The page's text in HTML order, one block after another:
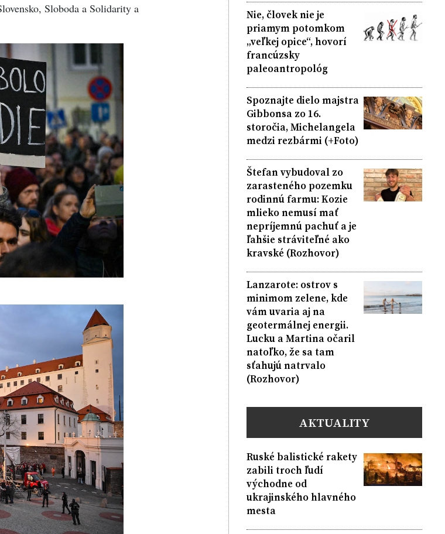
Sloboda a Solidarity a
Nie, človek nie je
priamym potomkom
„veľkej opice“, hovorí
francúzsky
paleoantropológ
Spoznajte dielo majstra
Gibbonsa zo 16.
storočia, Michelangela
medzi rezbármi (+Foto)
Štefan vybudoval zo
zarasteného pozemku
rodinnú farmu: Kozie
mlieko nemusí mať
nepríjemnú pachuť a je
ľahšie stráviteľné ako
kravské (Rozhovor)
Lanzarote: ostrov s
minimom zelene, kde
vám uvaria aj na
geotermálnej energii.
Lucku a Martina očaril
natoľko, že sa tam
sťahujú natrvalo
(Rozhovor)
AKTUALITY
Ruské balistické rakety
zabili troch ľudí
východne od
ukrajinského hlavného
mesta